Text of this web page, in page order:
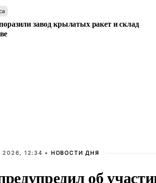
завод крылатых ракет и склад
12:34 • НОВОСТИ ДНЯ
об